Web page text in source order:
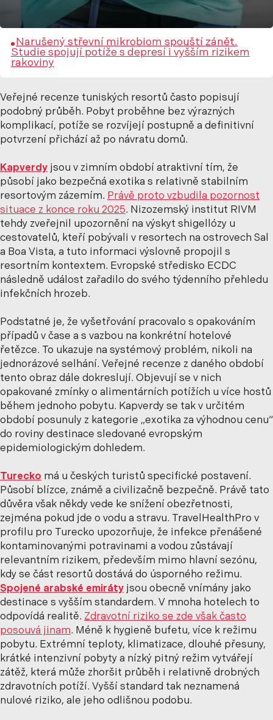
Narušený střevní mikrobiom spouští zánět.
Studie spojují potíže s depresí i vyšším rizikem
rakoviny
Veřejné recenze tuniských resortů často popisují
podobný průběh. Pobyt proběhne bez výrazných
komplikací, potíže se rozvíjejí postupně a definitivní
potvrzení přichází až po návratu domů.
Kapverdy jsou v zimním období atraktivní tím, že
působí jako bezpečná exotika s relativně stabilním
resortovým zázemím. Právě proto vzbudila pozornost
situace z konce roku 2025. Nizozemský institut RIVM
tehdy zveřejnil upozornění na výskyt shigellózy u
cestovatelů, kteří pobývali v resortech na ostrovech Sal
a Boa Vista, a tuto informaci výslovně propojil s
resortním kontextem. Evropské středisko ECDC
následně událost zařadilo do svého týdenního přehledu
infekčních hrozeb.
Podstatné je, že vyšetřování pracovalo s opakováním
případů v čase a s vazbou na konkrétní hotelové
řetězce. To ukazuje na systémový problém, nikoli na
jednorázové selhání. Veřejné recenze z daného období
tento obraz dále dokreslují. Objevují se v nich
opakované zmínky o alimentárních potížích u více hostů
během jednoho pobytu. Kapverdy se tak v určitém
období posunuly z kategorie „exotika za výhodnou cenu“
do roviny destinace sledované evropským
epidemiologickým dohledem.
Turecko má u českých turistů specifické postavení.
Působí blízce, známě a civilizačně bezpečně. Právě tato
důvěra však někdy vede ke snížení obezřetnosti,
zejména pokud jde o vodu a stravu. TravelHealthPro v
profilu pro Turecko upozorňuje, že infekce přenášené
kontaminovanými potravinami a vodou zůstávají
relevantním rizikem, především mimo hlavní sezónu,
kdy se část resortů dostává do úsporného režimu.
Spojené arabské emiráty jsou obecně vnímány jako
destinace s vyšším standardem. V mnoha hotelech to
odpovídá realitě. Zdravotní riziko se zde však často
posouvá jinam. Méně k hygieně bufetu, více k režimu
pobytu. Extrémní teploty, klimatizace, dlouhé přesuny,
krátké intenzivní pobyty a nízký pitný režim vytvářejí
zátěž, která může zhoršit průběh i relativně drobných
zdravotních potíží. Vyšší standard tak neznamená
nulové riziko, ale jeho odlišnou podobu.